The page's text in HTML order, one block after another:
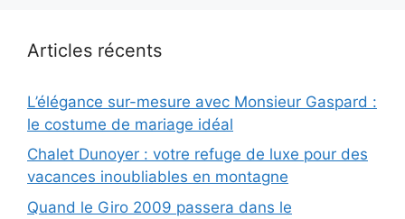
Articles récents
L’élégance sur-mesure avec Monsieur Gaspard :
le costume de mariage idéal
Chalet Dunoyer : votre refuge de luxe pour des
vacances inoubliables en montagne
Quand le Giro 2009 passera dans le